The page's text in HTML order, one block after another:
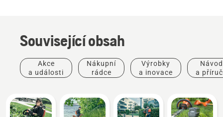
Související obsah
Akce
a události
Nákupní
rádce
Výrobky
a inovace
a